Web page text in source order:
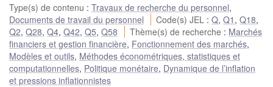
Type(s) de contenu : Travaux de recherche du personnel,
Documents de travail du personnel
Code(s) JEL :Q,Q1 ,Q18,
Q2, Q28, Q4, Q42, Q5, Q58 Thème(s) de recherche : Marchés
financiers et gestion financière, Fonctionnement des marchés,
Modèles et outils, Méthodes économétriques, statistiques et
computationnelles, Politique monétaire, Dynamique de l’inflation
et pressions inflationnistes